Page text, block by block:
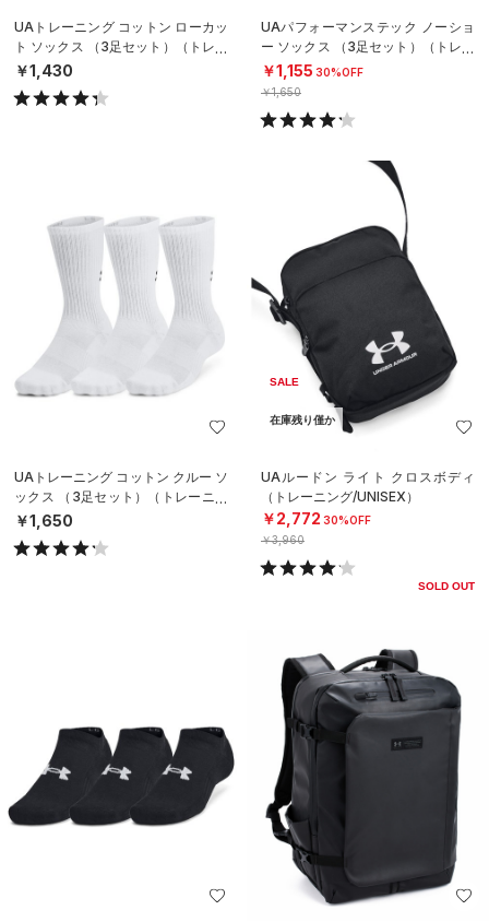
UAトレーニング コットン ローカッ
ト ソックス （3足セット）（トレー
ニング/UNISEX）
￥1,430
UAパフォーマンステック ノーショ
ー ソックス （3足セット）（トレー
ニング/UNISEX）
￥1,155 30%OFF
￥1,650
UAトレーニング コットン クルー ソ
ックス （3足セット）（トレーニン
グ/UNISEX）
￥1,650
SALE
在庫残り僅か
UAルードン ライト クロスボディ
（トレーニング/UNISEX）
￥2,772 30%OFF
￥3,960
SOLD OUT